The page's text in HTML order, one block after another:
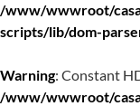
/www/wwwroot/
scripts/lib/dom-
Warning: Constant
/www/wwwroot/